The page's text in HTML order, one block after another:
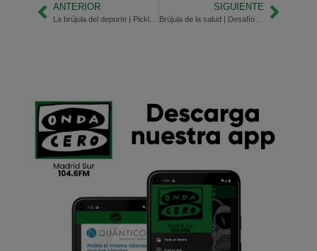
ANTERIOR SIGUIENTE
Brújula de la salud | Desafío ELA